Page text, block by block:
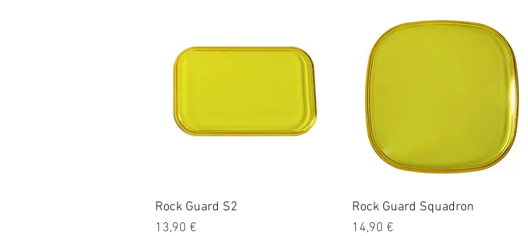
Vista rápida
Rock Guard S2
Precio
13,90 €
Vista rápida
Rock Guard Squadron
Precio
14,90 €